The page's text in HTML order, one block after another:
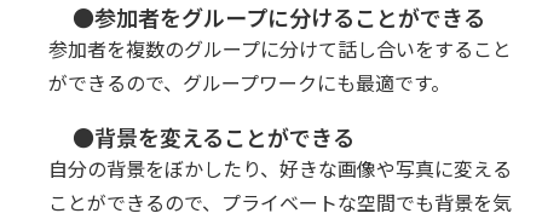
●参加者をグループに分けることができる
参加者を複数のグループに分けて話し合いをすること
ができるので、グループワークにも最適です。
●背景を変えることができる
自分の背景をぼかしたり、好きな画像や写真に変える
ことができるので、プライベートな空間でも背景を気